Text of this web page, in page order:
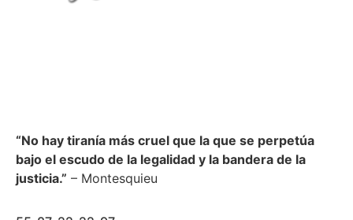
“No hay tiranía más cruel que la que se perpetúa
bajo el escudo de la legalidad y la bandera de la
justicia.” – Montesquieu